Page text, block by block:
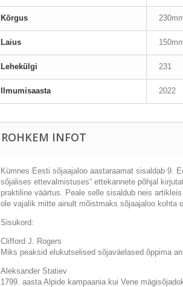
Kõrgus
Laius
Lehekülgi 231
Ilmumisaasta 2022
ROHKEM INFOT
Kümnes Eesti sõjaajaloo aastaraamat sisaldab 9.
sõjalises ettevalmistuses“ ettekannete põhjal
praktiline väärtus. Peale selle sisaldub neis
ole vajalik mitte ainult mõistmaks sõjaajaloo kohta
Sisukord:
Clifford J. Rogers
Miks peaksid elukutselised sõjaväelased õppima
Aleksander Statiev
1799. aasta Alpide kampaania kui Vene